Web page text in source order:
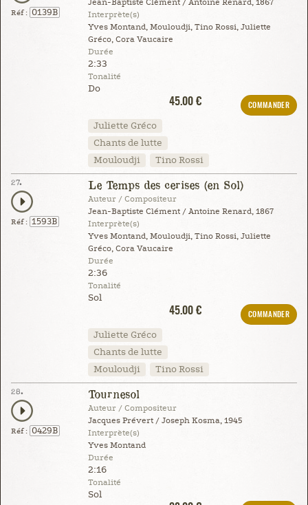
Réf : 0139B
Jean-Baptiste Clément / Antoine Renard, 1867
Interprète(s)
Yves Montand, Mouloudji, Tino Rossi, Juliette
Gréco, Cora Vaucaire
Durée
2:33
Tonalité
Do
45.00 €
COMMANDER
Juliette Gréco
Chants de lutte
Mouloudji
Tino Rossi
27.
Réf : 1593B
Le Temps des cerises (en Sol)
Auteur / Compositeur
Jean-Baptiste Clément / Antoine Renard, 1867
Interprète(s)
Yves Montand, Mouloudji, Tino Rossi, Juliette
Gréco, Cora Vaucaire
Durée
2:36
Tonalité
Sol
45.00 €
COMMANDER
Juliette Gréco
Chants de lutte
Mouloudji
Tino Rossi
28.
Réf : 0429B
Tournesol
Auteur / Compositeur
Jacques Prévert / Joseph Kosma, 1945
Interprète(s)
Yves Montand
Durée
2:16
Tonalité
Sol